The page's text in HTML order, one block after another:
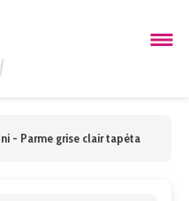
- Parme grise clair tapéta